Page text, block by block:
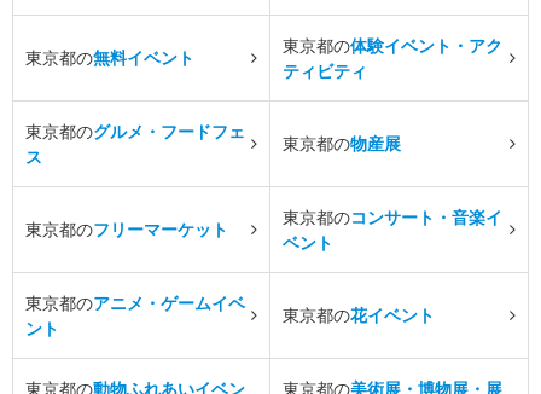
東京都の無料イベント
東京都の体験イベント・アク
ティビティ
東京都のグルメ・フードフェ
ス
東京都の物産展
東京都のフリーマーケット
東京都のコンサート・音楽イ
ベント
東京都のアニメ・ゲームイベ
ント
東京都の花イベント
東京都の動物ふれあいイベン 東京都の美術展・博物展・展